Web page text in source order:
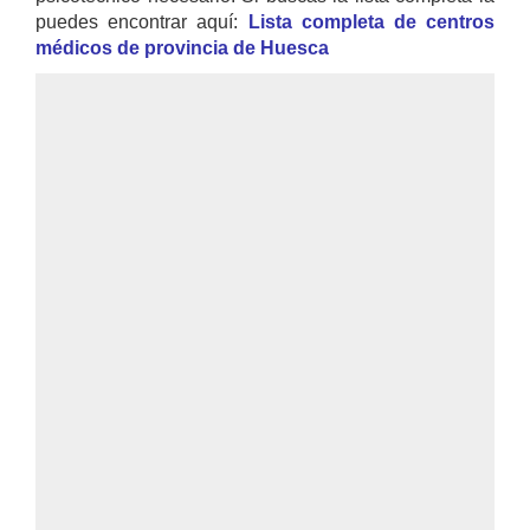
puedes encontrar aquí:
Lista completa de centros
médicos de provincia de Huesca